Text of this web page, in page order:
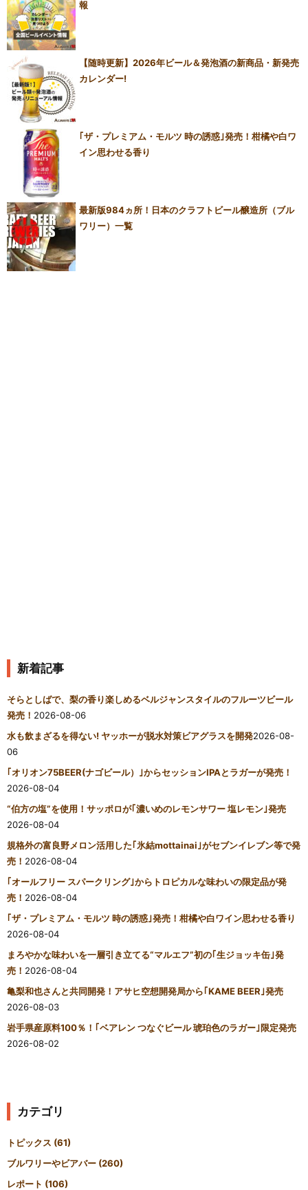
報
【随時更新】2026年ビール＆発泡酒の新商品・新発売
カレンダー!
｢ザ・プレミアム・モルツ 時の誘惑｣発売！柑橘や白ワ
イン思わせる香り
最新版984ヵ所！日本のクラフトビール醸造所（ブル
ワリー）一覧
新着記事
そらとしばで、梨の香り楽しめるベルジャンスタイルのフルーツビール
発売！ 2026-08-06
水も飲まざるを得ない! ヤッホーが脱水対策ビアグラスを開発2026-08-
06
｢オリオン75BEER(ナゴビール）｣からセッションIPAとラガーが発売！
2026-08-04
“伯方の塩”を使用！サッポロが｢濃いめのレモンサワー 塩レモン｣発売
2026-08-04
規格外の富良野メロン活用した｢氷結mottainai｣がセブンイレブン等で発
売！ 2026-08-04
｢オールフリー スパークリング｣からトロピカルな味わいの限定品が発
売！ 2026-08-04
｢ザ・プレミアム・モルツ 時の誘惑｣発売！柑橘や白ワイン思わせる香り
2026-08-04
まろやかな味わいを一層引き立てる“マルエフ”初の｢生ジョッキ缶｣発
売！ 2026-08-04
亀梨和也さんと共同開発！アサヒ空想開発局から｢KAME BEER｣発売
2026-08-03
岩手県産原料100％！｢ベアレン つなぐビール 琥珀色のラガー｣限定発売
2026-08-02
カテゴリ
トピックス (61)
ブルワリーやビアバー (260)
レポート (106)